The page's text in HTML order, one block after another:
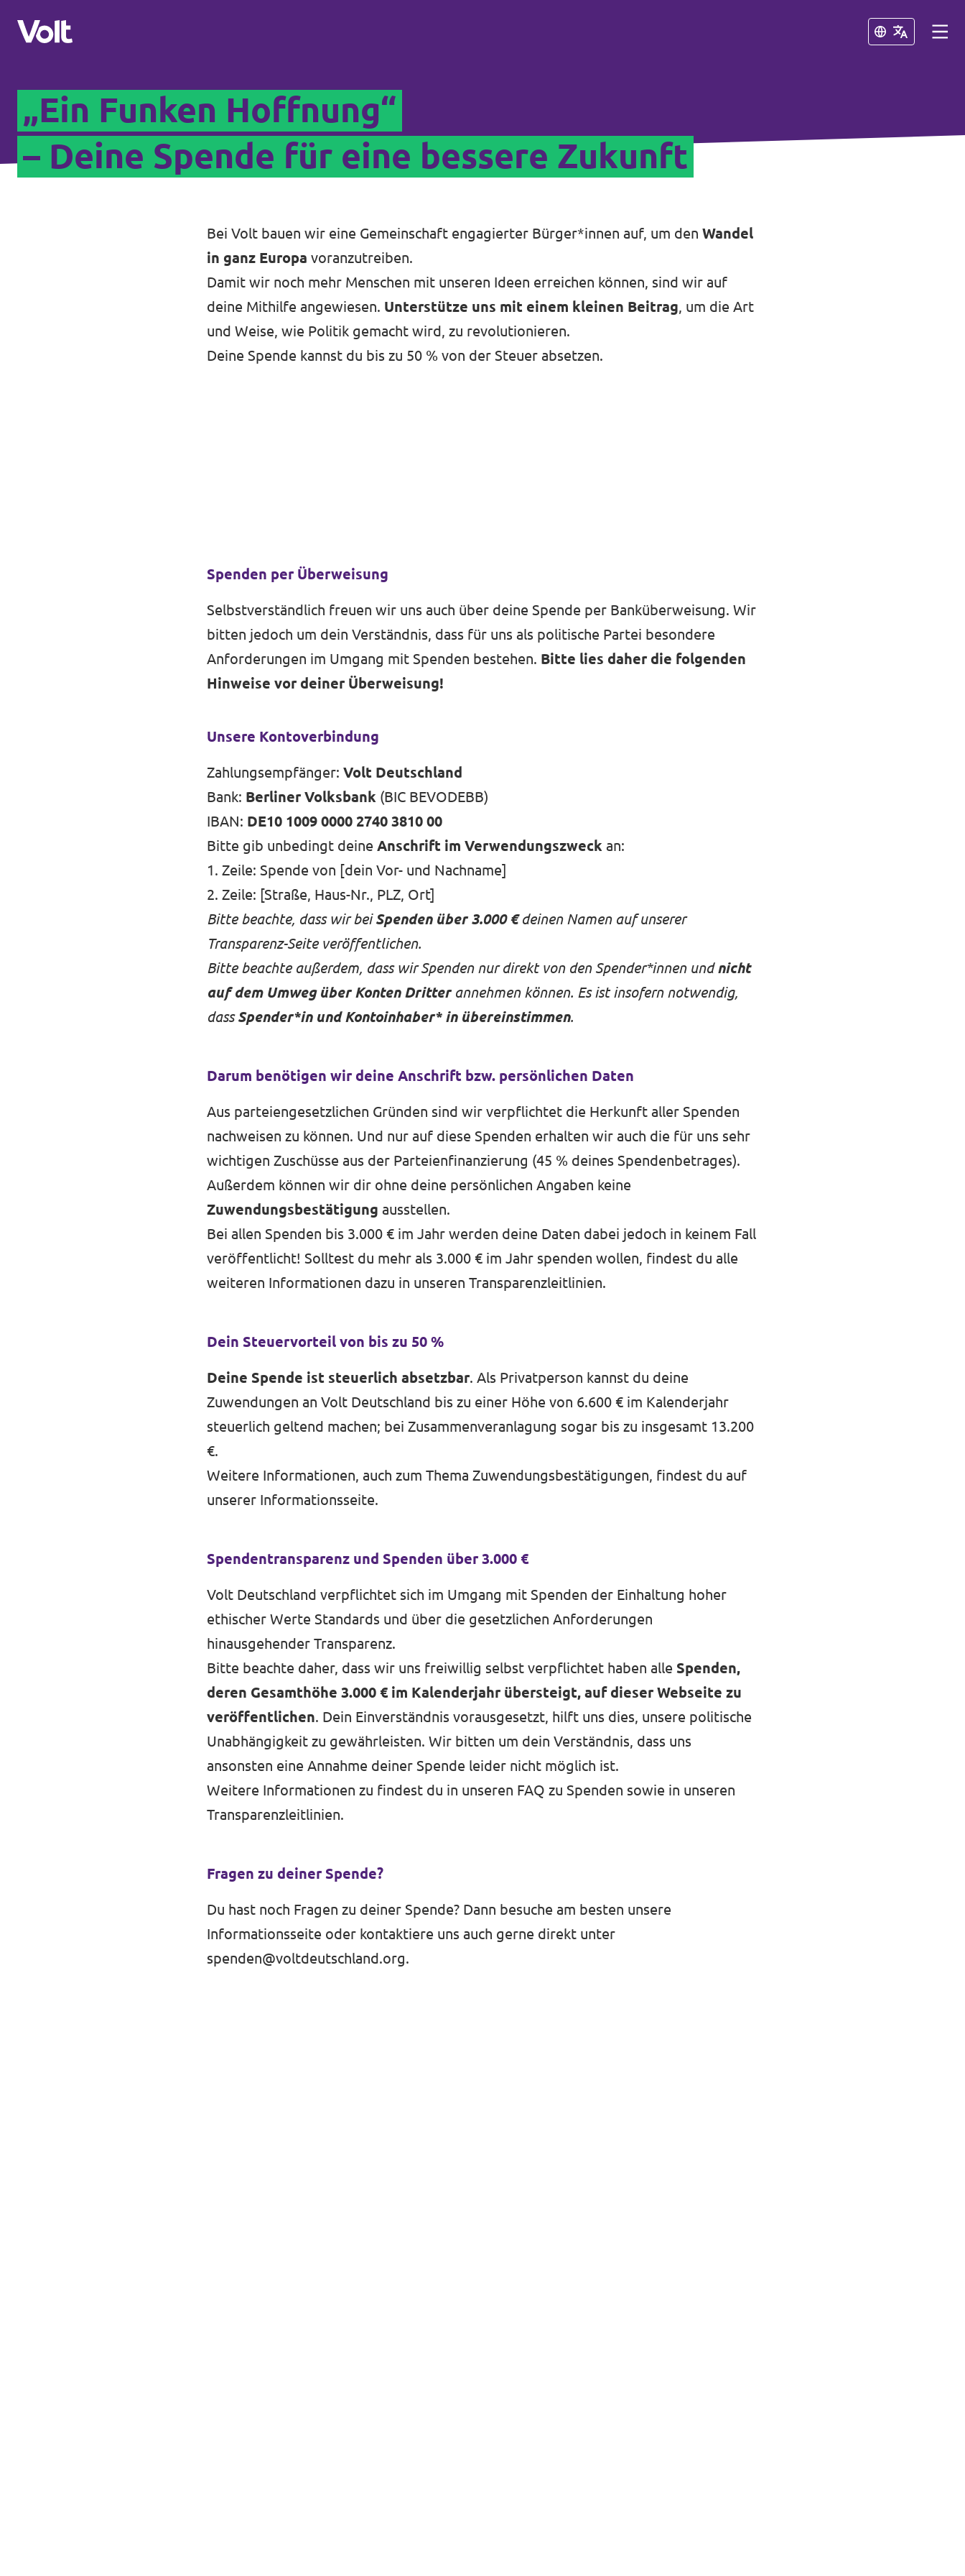
Schließen
Volt in Deutschland
Volt in deinem Bundesland
Volt Deutschland Merchandise Shop
Schließen
Programm
„Ein Funken Hoffnung“
– Deine Spende für eine bessere Zukunft
Bei Volt bauen wir eine Gemeinschaft engagierter Bürger*innen auf, um den Wandel
in ganz Europa voranzutreiben.
Damit wir noch mehr Menschen mit unseren Ideen erreichen können, sind wir auf
deine Mithilfe angewiesen. Unterstütze uns mit einem kleinen Beitrag, um die Art
und Weise, wie Politik gemacht wird, zu revolutionieren.
Deine Spende kannst du bis zu 50 % von der Steuer absetzen.
Spenden per Überweisung
Selbstverständlich freuen wir uns auch über deine Spende per Banküberweisung. Wir
bitten jedoch um dein Verständnis, dass für uns als politische Partei besondere
Anforderungen im Umgang mit Spenden bestehen. Bitte lies daher die folgenden
Hinweise vor deiner Überweisung!
Unsere Kontoverbindung
Zahlungsempfänger: Volt Deutschland
Bank: Berliner Volksbank (BIC BEVODEBB)
IBAN: DE10 1009 0000 2740 3810 00
Bitte gib unbedingt deine Anschrift im Verwendungszweck an:
1. Zeile: Spende von [dein Vor- und Nachname]
2. Zeile: [Straße, Haus-Nr., PLZ, Ort]
Bitte beachte, dass wir beiSpenden über 3.000 €deinen Namen auf unserer
Transparenz-Seite veröffentlichen.
Bitte beachte außerdem, dass wir Spenden nur direkt von den Spender*innen undnicht
auf dem Umweg über Konten Dritterannehmen können. Es ist insofern notwendig,
dassSpender*in und Kontoinhaber* in übereinstimmen.
Darum benötigen wir deine Anschrift bzw. persönlichen Daten
Aus parteiengesetzlichen Gründen sind wir verpflichtet die Herkunft aller Spenden
nachweisen zu können. Und nur auf diese Spenden erhalten wir auch die für uns sehr
wichtigen Zuschüsse aus der Parteienfinanzierung (45 % deines Spendenbetrages).
Außerdem können wir dir ohne deine persönlichen Angaben keine
Zuwendungsbestätigung ausstellen.
Bei allen Spenden bis 3.000 € im Jahr werden deine Daten dabei jedoch in keinem Fall
veröffentlicht! Solltest du mehr als 3.000 € im Jahr spenden wollen, findest du alle
weiteren Informationen dazu in unseren Transparenzleitlinien.
Dein Steuervorteil von bis zu 50 %
Deine Spende ist steuerlich absetzbar. Als Privatperson kannst du deine
Zuwendungen an Volt Deutschland bis zu einer Höhe von 6.600 € im Kalenderjahr
steuerlich geltend machen; bei Zusammenveranlagung sogar bis zu insgesamt 13.200
€.
Weitere Informationen, auch zum Thema Zuwendungsbestätigungen, findest du auf
unserer Informationsseite.
Spendentransparenz und Spenden über 3.000 €
Volt Deutschland verpflichtet sich im Umgang mit Spenden der Einhaltung hoher
ethischer Werte Standards und über die gesetzlichen Anforderungen
hinausgehender Transparenz.
Bitte beachte daher, dass wir uns freiwillig selbst verpflichtet haben alle Spenden,
deren Gesamthöhe 3.000 € im Kalenderjahr übersteigt, auf dieser Webseite zu
veröffentlichen. Dein Einverständnis vorausgesetzt, hilft uns dies, unsere politische
Unabhängigkeit zu gewährleisten. Wir bitten um dein Verständnis, dass uns
ansonsten eine Annahme deiner Spende leider nicht möglich ist.
Weitere Informationen zu findest du in unseren FAQ zu Spenden sowie in unseren
Transparenzleitlinien.
Fragen zu deiner Spende?
Du hast noch Fragen zu deiner Spende? Dann besuche am besten unsere
Informationsseite oder kontaktiere uns auch gerne direkt unter
spenden@voltdeutschland.org.